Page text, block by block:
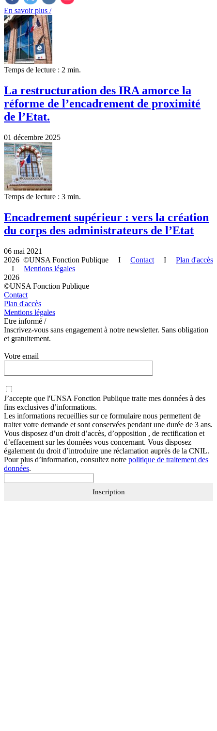
En savoir plus /
Temps de lecture : 2 min.
La restructuration des IRA amorce la
réforme de l’encadrement de proximité
de l’Etat.
01 décembre 2025
Temps de lecture : 3 min.
Encadrement supérieur : vers la création
du corps des administrateurs de l’Etat
06 mai 2021
2026 ©UNSA Fonction Publique I Contact I Plan d'accès
I Mentions légales
2026
©UNSA Fonction Publique
Contact
Plan d'accès
Mentions légales
Etre informé /
Inscrivez-vous sans engagement à notre newsletter. Sans obligation
et gratuitement.
Votre email
J’accepte que l'UNSA Fonction Publique traite mes données à des
fins exclusives d’informations.
Les informations recueillies sur ce formulaire nous permettent de
traiter votre demande et sont conservées pendant une durée de 3 ans.
Vous disposez d’un droit d’accès, d’opposition , de rectification et
d’effacement sur les données vous concernant. Vous disposez
également du droit d’introduire une réclamation auprès de la CNIL.
Pour plus d’information, consultez notre politique de traitement des
données.
Inscription